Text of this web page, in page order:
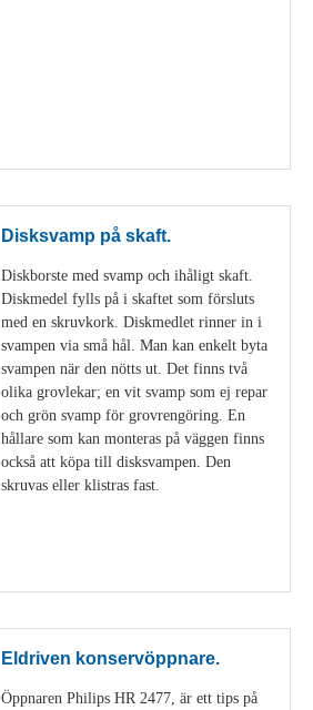
Disksvamp på skaft.
Diskborste med svamp och ihåligt skaft.
Diskmedel fylls på i skaftet som försluts
med en skruvkork. Diskmedlet rinner in i
svampen via små hål. Man kan enkelt byta
svampen när den nötts ut. Det finns två
olika grovlekar; en vit svamp som ej repar
och grön svamp för grovrengöring. En
hållare som kan monteras på väggen finns
också att köpa till disksvampen. Den
skruvas eller klistras fast.
Eldriven konservöppnare.
Öppnaren Philips HR 2477, är ett tips på